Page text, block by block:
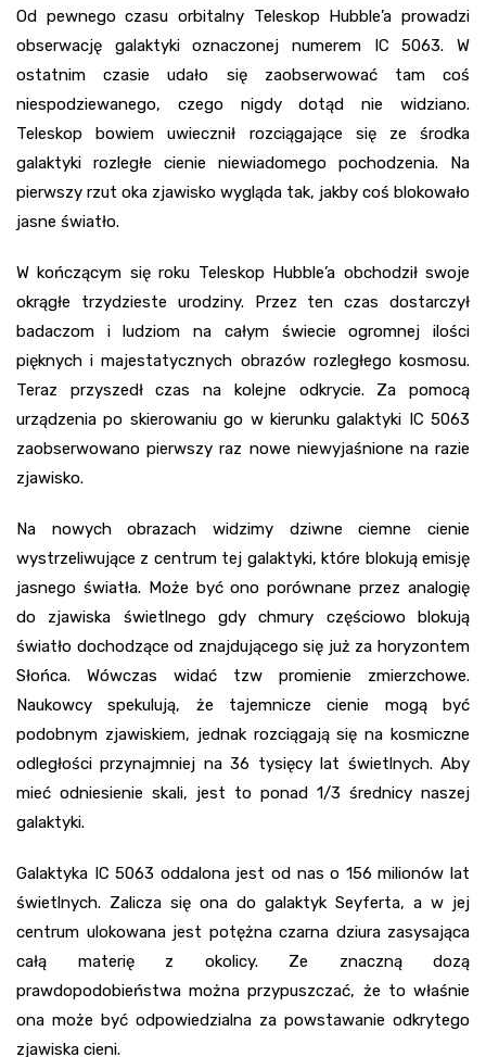
Od pewnego czasu orbitalny Teleskop Hubble’a prowadzi
obserwację galaktyki oznaczonej numerem IC 5063. W
ostatnim czasie udało się zaobserwować tam coś
niespodziewanego, czego nigdy dotąd nie widziano.
Teleskop bowiem uwiecznił rozciągające się ze środka
galaktyki rozległe cienie niewiadomego pochodzenia. Na
pierwszy rzut oka zjawisko wygląda tak, jakby coś blokowało
jasne światło.
W kończącym się roku Teleskop Hubble’a obchodził swoje
okrągłe trzydzieste urodziny. Przez ten czas dostarczył
badaczom i ludziom na całym świecie ogromnej ilości
pięknych i majestatycznych obrazów rozległego kosmosu.
Teraz przyszedł czas na kolejne odkrycie. Za pomocą
urządzenia po skierowaniu go w kierunku galaktyki IC 5063
zaobserwowano pierwszy raz nowe niewyjaśnione na razie
zjawisko.
Na nowych obrazach widzimy dziwne ciemne cienie
wystrzeliwujące z centrum tej galaktyki, które blokują emisję
jasnego światła. Może być ono porównane przez analogię
do zjawiska świetlnego gdy chmury częściowo blokują
światło dochodzące od znajdującego się już za horyzontem
Słońca. Wówczas widać tzw promienie zmierzchowe.
Naukowcy spekulują, że tajemnicze cienie mogą być
podobnym zjawiskiem, jednak rozciągają się na kosmiczne
odległości przynajmniej na 36 tysięcy lat świetlnych. Aby
mieć odniesienie skali, jest to ponad 1/3 średnicy naszej
galaktyki.
Galaktyka IC 5063 oddalona jest od nas o 156 milionów lat
świetlnych. Zalicza się ona do galaktyk Seyferta, a w jej
centrum ulokowana jest potężna czarna dziura zasysająca
całą materię z okolicy. Ze znaczną dozą
prawdopodobieństwa można przypuszczać, że to właśnie
ona może być odpowiedzialna za powstawanie odkrytego
zjawiska cieni.